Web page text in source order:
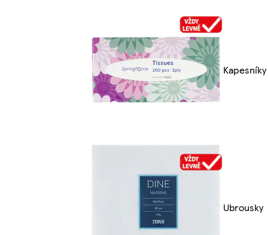
Kapesníky
Ubrousky